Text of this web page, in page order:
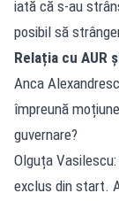
iată că s-au
posibil să
Relația cu AUR
Anca
împreună
guvernare?
Olguța
exclus din start.